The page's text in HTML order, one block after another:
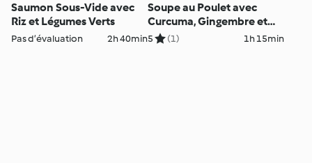
Saumon Sous-Vide avec
Riz et Légumes Verts
Pas d’évaluation 2h 40min
Soupe au Poulet avec
Curcuma, Gingembre et
Légumes mélangés
5 (1) 1h 15min